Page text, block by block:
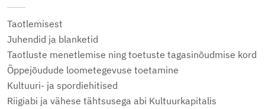
Taotlemisest
Juhendid ja blanketid
Taotluste menetlemise ning toetuste tagasinõudmise kord
Õppejõudude loometegevuse toetamine
Kultuuri- ja spordiehitised
Riigiabi ja vähese tähtsusega abi Kultuurkapitalis